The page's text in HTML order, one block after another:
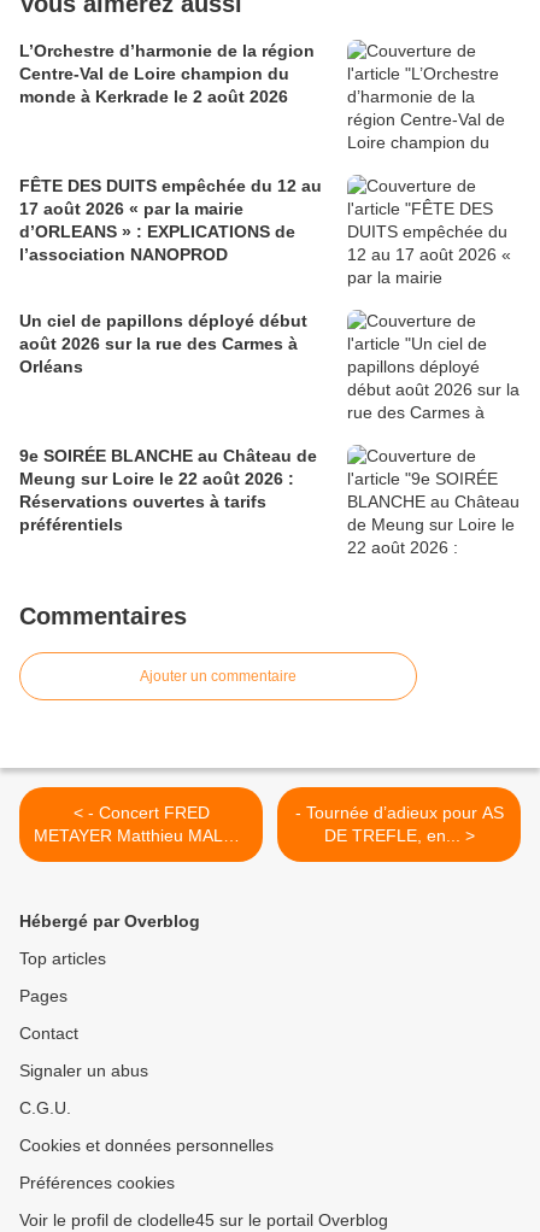
L’Orchestre d’harmonie de la région
Centre-Val de Loire champion du
monde à Kerkrade le 2 août 2026
FÊTE DES DUITS empêchée du 12 au
17 août 2026 « par la mairie
d’ORLEANS » : EXPLICATIONS de
l’association NANOPROD
Un ciel de papillons déployé début
août 2026 sur la rue des Carmes à
Orléans
9e SOIRÉE BLANCHE au Château de
Meung sur Loire le 22 août 2026 :
Réservations ouvertes à tarifs
préférentiels
Commentaires
Ajouter un commentaire
< - Concert FRED
METAYER Matthieu MALON
à Orléans au profit du
- Tournée d’adieux pour AS
DE TREFLE, en... >
Hébergé par Overblog
Top articles
Pages
Contact
Signaler un abus
C.G.U.
Cookies et données personnelles
Préférences cookies
Voir le profil de clodelle45 sur le portail Overblog